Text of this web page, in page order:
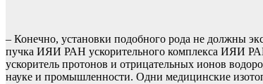
– Конечно, установки подобного рода не должны
пучка ИЯИ РАН ускорительного комплекса ИЯИ
ускоритель протонов и отрицательных ионов
науке и промышленности. Одни медицинские